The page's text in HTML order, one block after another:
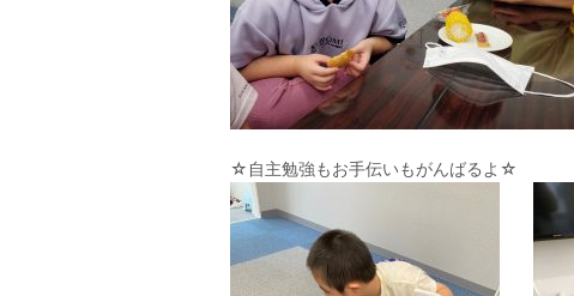
☆自主勉強もお手伝いもがんばるよ☆